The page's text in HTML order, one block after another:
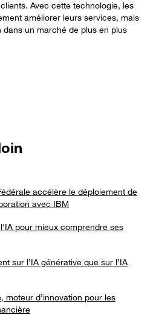
Avec cette technologie, les
améliorer leurs services, mais
un marché de plus en plus
accélère le déploiement de
avec IBM
pour mieux comprendre ses
sur l’IA générative que sur l’IA
moteur d’innovation pour les